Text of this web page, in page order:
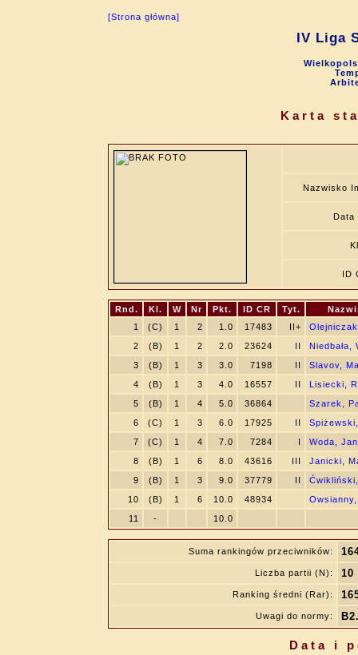
[Strona główna]
IV Liga
Karta
Nazwisko
Data
ID
Rnd. Kl. W Nr Pkt. ID CR Tyt.
1
(C) 1 2 1.0 17483 II+
2
(B) 1 2 2.0 23624 II
Niedbała,
3
(B) 1 3 3.0 7198 II
Slavov,
4
(B) 1 3 4.0 16557 II
Lisiecki,
5
(B) 1 4 5.0 36864
Szarek,
6
(C) 1 3 6.0 17925 II
7
(C) 1 4 7.0 7284 I
Woda,
8
(B) 1 6 8.0 43616 III
Janicki,
9
(B) 1 3 9.0 37779 II
10
(B) 1 6 10.0 48934
11
- 10.0
Suma rankingów przeciwników:
Liczba partii (N): 10
Ranking średni (Rar):
Uwagi do normy:
Data i